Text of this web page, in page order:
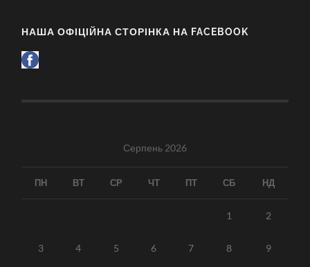
НАША ОФІЦІЙНА СТОРІНКА НА FACEBOOK
Серпень 2026
ПН ВТ СР ЧТ ПТ СБ НД
1 2
3 4 5 6 7 8 9